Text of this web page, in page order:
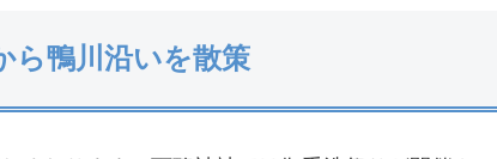
ら鴨川沿いを散策